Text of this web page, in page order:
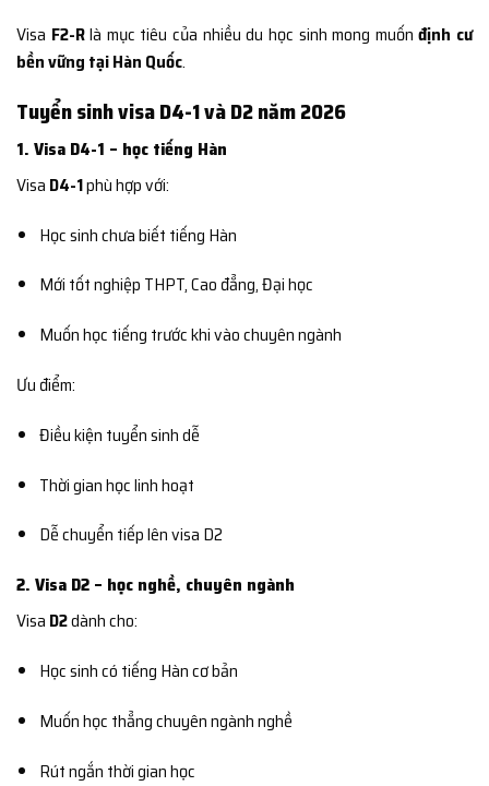
Visa F2-Rlà mục tiêu của nhiều du học sinh mong muốnđịnh cư
bền vững tại Hàn Quốc.
Tuyển sinh visa D4-1 và D2 năm 2026
1. Visa D4-1 – học tiếng Hàn
Visa D4-1phù hợp với:
Học sinh chưa biết tiếng Hàn
Mới tốt nghiệp THPT, Cao đẳng, Đại học
Muốn học tiếng trước khi vào chuyên ngành
Ưu điểm:
Điều kiện tuyển sinh dễ
Thời gian học linh hoạt
Dễ chuyển tiếp lên visa D2
2. Visa D2 – học nghề, chuyên ngành
Visa D2dành cho:
Học sinh có tiếng Hàn cơ bản
Muốn học thẳng chuyên ngành nghề
Rút ngắn thời gian học